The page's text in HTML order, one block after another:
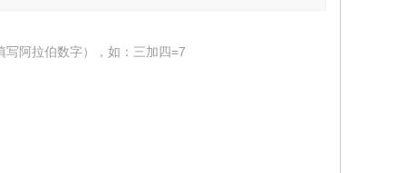
写阿拉伯数字），如：三加四=7